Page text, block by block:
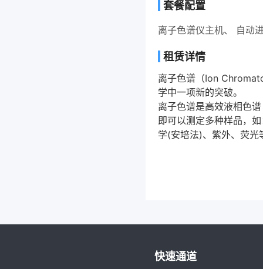
套餐配置
离子色谱仪主机、 自动
租赁详情
离子色谱（Ion
学中一项新的突破。
离子色谱是高效液相色
即可以测定多种样品，
学(安培法)、紫外、荧
快速通道